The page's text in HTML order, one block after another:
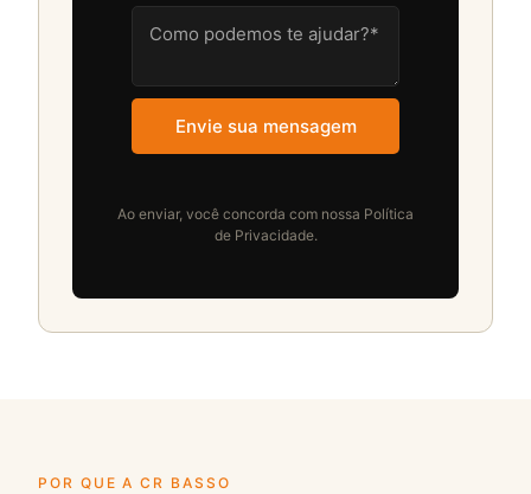
Envie sua mensagem
Ao enviar, você concorda com nossa Política
de Privacidade.
POR QUE A CR BASSO